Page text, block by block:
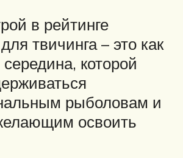
в рейтинге
твичинга – это как
которой
рыболовам и
освоить